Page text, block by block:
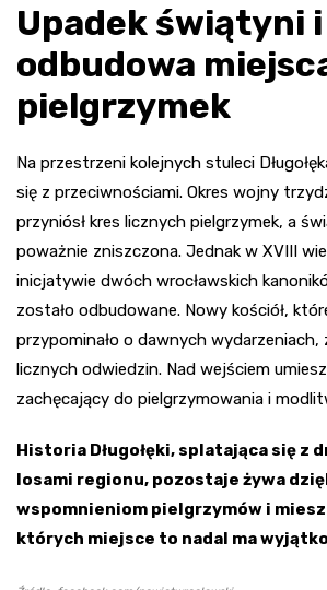
Upadek świątyni i
odbudowa
pielgrzymek
Na przestrzeni kolejnych stuleci
się z przeciwnościami. Okres wojny
przyniósł kres licznych pielgrzymek, a
poważnie zniszczona. Jednak w XVIII
inicjatywie dwóch wrocławskich
zostało odbudowane. Nowy kościół,
przypominało o dawnych wydarzeniach,
licznych odwiedzin. Nad wejściem
zachęcający do pielgrzymowania i
Historia Długołęki, splatająca się z
losami regionu, pozostaje żywa
wspomnieniom pielgrzymów i
których miejsce to nadal ma